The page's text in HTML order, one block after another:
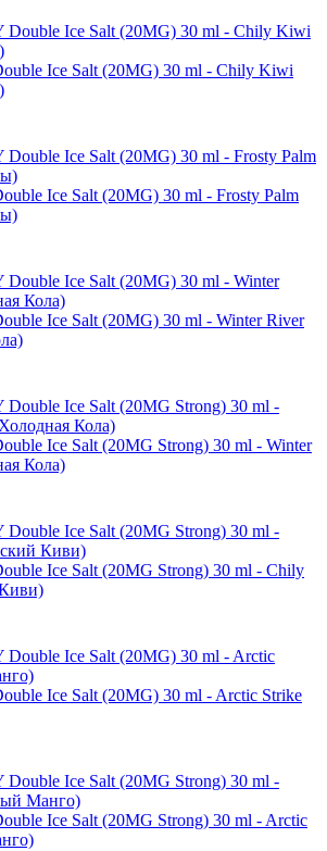
Ice Salt (20MG) 30 ml - Chily Kiwi
Ice Salt (20MG) 30 ml - Frosty Palm
Ice Salt (20MG) 30 ml - Winter River
Ice Salt (20MG Strong) 30 ml - Winter
Кола)
Ice Salt (20MG Strong) 30 ml - Chily
Ice Salt (20MG) 30 ml - Arctic Strike
Ice Salt (20MG Strong) 30 ml - Arctic